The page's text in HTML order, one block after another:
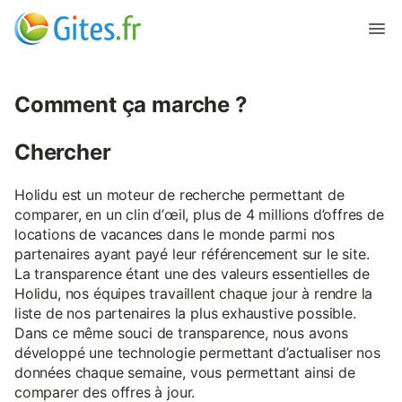
Comment ça marche ?
Chercher
Holidu est un moteur de recherche permettant de
comparer, en un clin d’œil, plus de 4 millions d’offres de
locations de vacances dans le monde parmi nos
partenaires ayant payé leur référencement sur le site.
La transparence étant une des valeurs essentielles de
Holidu, nos équipes travaillent chaque jour à rendre la
liste de nos partenaires la plus exhaustive possible.
Dans ce même souci de transparence, nous avons
développé une technologie permettant d’actualiser nos
données chaque semaine, vous permettant ainsi de
comparer des offres à jour.